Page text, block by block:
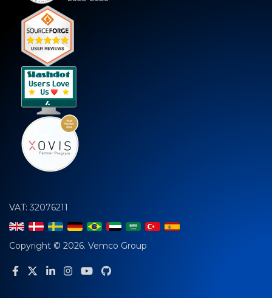
VAT: 32076211
Copyright © 2026. Vemco Group